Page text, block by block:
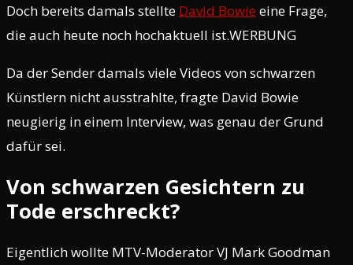
Doch bereits damals stellte David Bowie eine Frage,
die auch heute noch hochaktuell ist.WERBUNG
Da der Sender damals viele Videos von schwarzen
Künstlern nicht ausstrahlte, fragte David Bowie
neugierig in einem Interview, was genau der Grund
dafür sei.
Von schwarzen Gesichtern zu
Tode erschreckt?
Eigentlich wollte MTV-Moderator VJ Mark Goodman